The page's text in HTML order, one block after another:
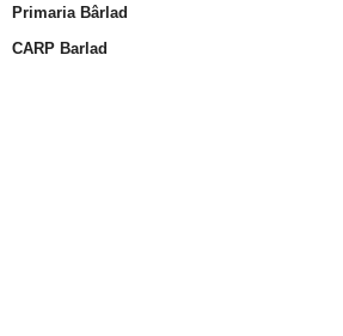
Primaria Bârlad
CARP Barlad